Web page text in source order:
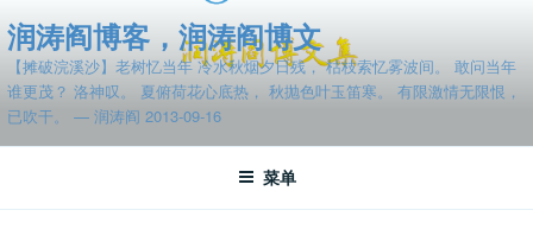
至
容
润涛阎博客，润涛阎博文
【摊破浣溪沙】老树忆当年 冷水秋烟夕日残， 枯枝索忆雾波间。 敢问当年
谁更茂？ 洛神叹。 夏俯荷花心底热， 秋抛色叶玉笛寒。 有限激情无限恨，
已吹干。 — 润涛阎 2013-09-16
菜单